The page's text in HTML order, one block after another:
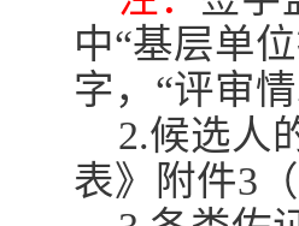
中“基层单
字， “评审
2.候选人
表》
附件3